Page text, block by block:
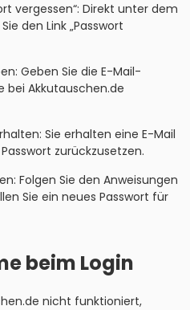
vergessen“: Direkt unter dem
den Link „Passwort
Geben Sie die E-Mail-
bei Akkutauschen.de
Sie erhalten eine E-Mail
zurückzusetzen.
Folgen Sie den Anweisungen
Sie ein neues Passwort für
beim Login
nicht funktioniert,